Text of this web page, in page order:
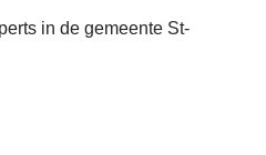
in de gemeente St-